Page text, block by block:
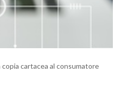
cartacea al consumatore